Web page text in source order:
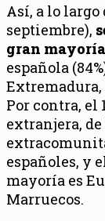
Así, a lo largo
septiembre),
gran
española
Por contra, el
extranjera, de
españoles, y
mayoría es
Marruecos.